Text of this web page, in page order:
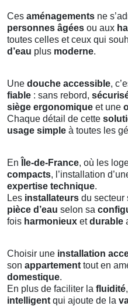
Ces aménagements ne
personnes âgées ou aux
toutes celles et ceux qui
d’eau plus moderne.
Une douche accessible,
fiable : sans rebord,
siège ergonomique et une
Chaque détail de cette
usage simple à toutes les
En Île-de-France, où les
compacts, l’installation
expertise technique.
Les installateurs du secteur
pièce d’eau selon sa
fois harmonieux etdurable
Choisir une installation
son appartement tout en
domestique.
En plus de faciliter la fluidité
intelligent qui ajoute de la